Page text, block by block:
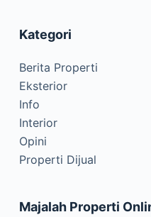
Kategori
Berita Properti
Eksterior
Info
Interior
Opini
Properti Dijual
Majalah Properti